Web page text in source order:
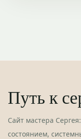
Путь к
Сайт мастера
состоянием,